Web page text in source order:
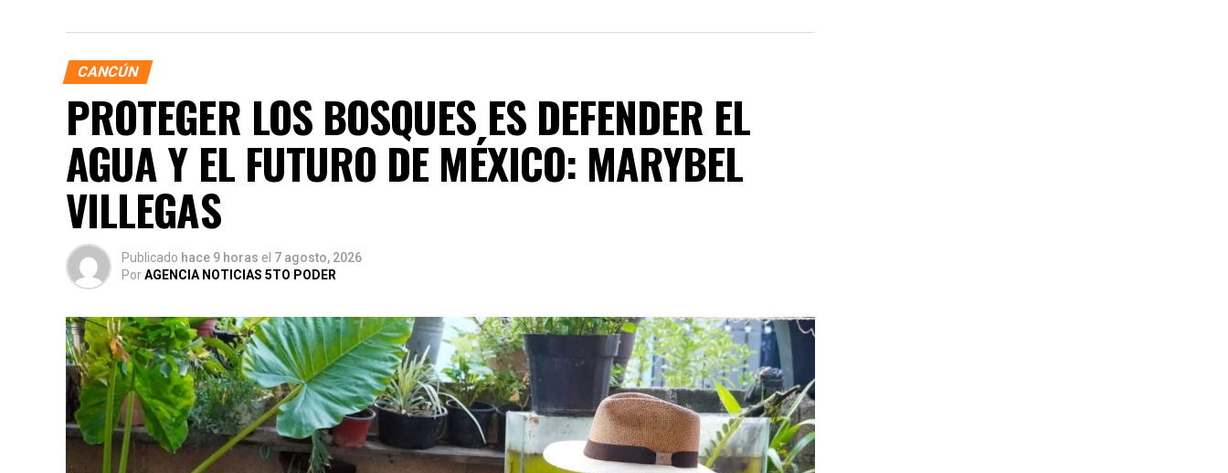
CANCÚN
PROTEGER LOS BOSQUES ES DEFENDER EL
AGUA Y EL FUTURO DE MÉXICO: MARYBEL
VILLEGAS
Publicado hace 9 horas el 7 agosto, 2026
PorAGENCIA NOTICIAS 5TO PODER